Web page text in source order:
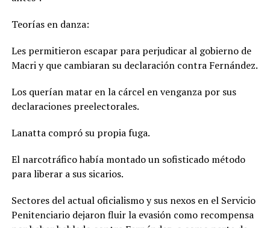
Teorías en danza:
Les permitieron escapar para perjudicar al gobierno de
Macri y que cambiaran su declaración contra Fernández.
Los querían matar en la cárcel en venganza por sus
declaraciones preelectorales.
Lanatta compró su propia fuga.
El narcotráfico había montado un sofisticado método
para liberar a sus sicarios.
Sectores del actual oficialismo y sus nexos en el Servicio
Penitenciario dejaron fluir la evasión como recompensa